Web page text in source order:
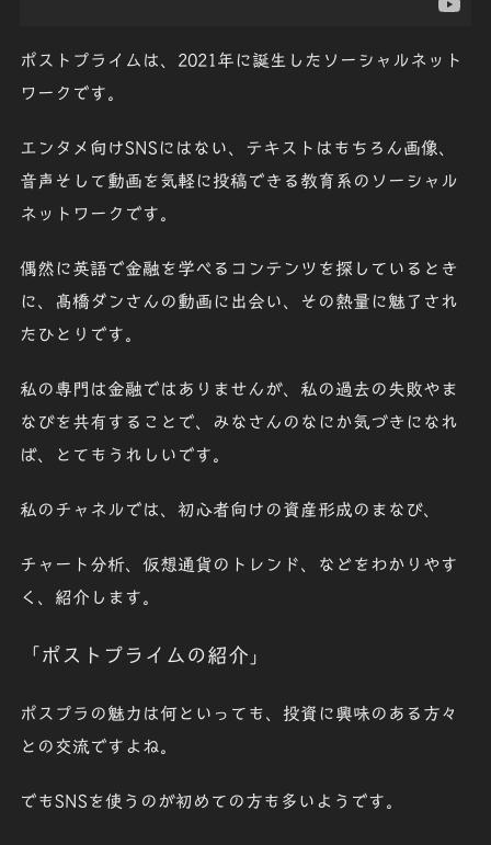
ポストプライムは、2021年に誕生したソーシャルネット
ワークです。
エンタメ向けSNSにはない、テキストはもちろん画像、
音声そして動画を気軽に投稿できる教育系のソーシャル
ネットワークです 。
偶然に英語で金融を学べるコンテンツを探しているとき
に、髙橋ダンさんの動画に出会い、その熱量に魅了され
たひとりです。
私の専門は金融ではありませんが、私の過去の失敗やま
なびを共有することで、みなさんのなにか気づきになれ
ば、とてもうれしいです。
私のチャネルでは、初心者向けの資産形成のまなび、
チャート分析、仮想通貨のトレンド、などをわかりやす
く、紹介します。
「ポストプライムの紹介」
ポスプラの魅力は何といっても、投資に興味のある方々
との交流ですよね。
でもSNSを使うのが初めての方も多いようです。